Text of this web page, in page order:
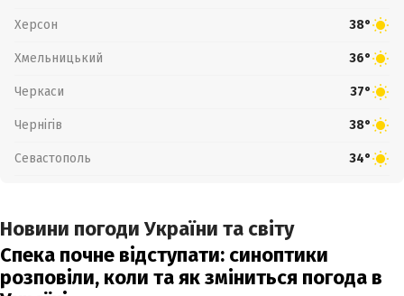
Херсон 38°
Хмельницький 36°
Черкаси 37°
Чернігів 38°
Севастополь 34°
Новини погоди України та світу
Спека почне відступати: синоптики
розповіли, коли та як зміниться погода в